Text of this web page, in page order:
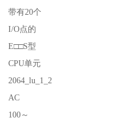
带有20个
I/O点的
E□□S型
CPU单元
2064_lu_1_2
AC
100～